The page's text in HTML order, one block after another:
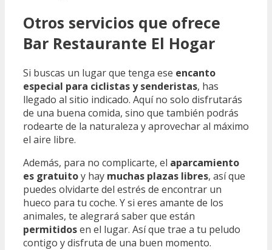
Otros servicios que ofrece
Bar Restaurante El Hogar
Si buscas un lugar que tenga ese encanto
especial para ciclistas y senderistas, has
llegado al sitio indicado. Aquí no solo disfrutarás
de una buena comida, sino que también podrás
rodearte de la naturaleza y aprovechar al máximo
el aire libre.
Además, para no complicarte, el aparcamiento
es gratuitoy hay muchas plazas libres, así que
puedes olvidarte del estrés de encontrar un
hueco para tu coche. Y si eres amante de los
animales, te alegrará saber que están
permitidosen el lugar. Así que trae a tu peludo
contigo y disfruta de una buen momento.